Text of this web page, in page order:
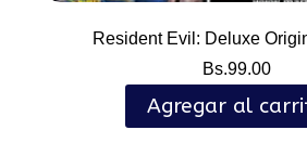
Resident Evil: Deluxe
Bs.99.00
Agregar al